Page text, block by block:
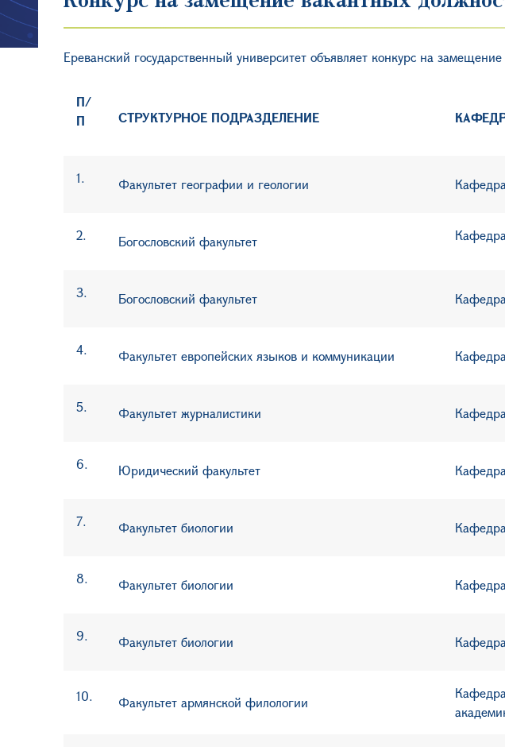
Ереванский государственный университет объявляет конкурс на
П/
П
СТРУКТУРНОЕ ПОДРАЗДЕЛЕНИЕ
1. Факультет географии и геологии
2. Богословский факультет
3. Богословский факультет Кафедра
4. Факультет европейских языков и коммуникации
5. Факультет журналистики
6. Юридический факультет
7. Факультет биологии
8. Факультет биологии Кафедра
9. Факультет биологии
10. Факультет армянской филологии